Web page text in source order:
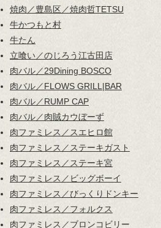
焼肉／豊島区／焼肉哲TETSU
牛かつもと村
牛たん
立喰い／のじろう江古田店
肉バル／29Dining BOSCO
肉バル／FLOWS GRILL|BAR
肉バル／RUMP CAP
肉バル／肉賊カウぼーず
肉ファミレス／スエヒロ館
肉ファミレス／ステーキガスト
肉ファミレス／ステーキ宮
肉ファミレス／ビッグボーイ
肉ファミレス／びっくりドンキー
肉ファミレス／フォルクス
肉ファミレス／ブロンコビリー